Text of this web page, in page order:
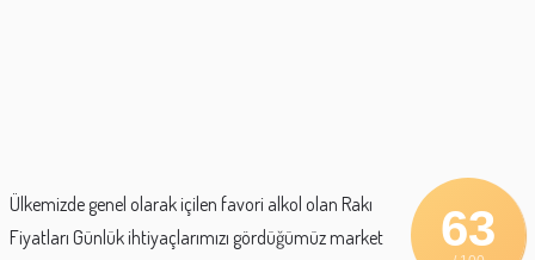
63
Ülkemizde genel olarak içilen favori alkol olan Rakı
Fiyatları Günlük ihtiyaçlarımızı gördüğümüz market